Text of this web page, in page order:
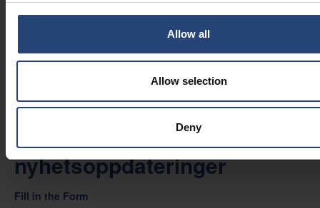
Allow all
Allow selection
Deny
regionalisere driften uten å ofre
konsistens
Abonner på våre
nyhetsoppdateringer
Fill in the Form